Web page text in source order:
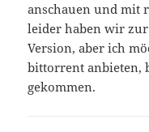
anschauen und mit
leider haben wir
Version, aber ich
bittorrent anbieten,
gekommen.